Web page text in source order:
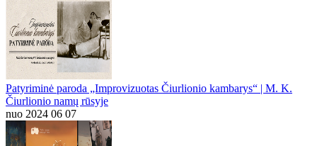
Patyriminė paroda „Improvizuotas Čiurlionio kambarys“ | M. K.
Čiurlionio namų rūsyje
nuo 2024 06 07